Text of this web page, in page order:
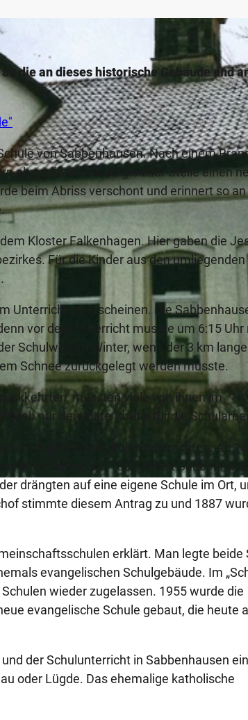
die an dieses historische Gebäude und
von Sabbenhausen. Nach einem
abzureißen und an gleicher Stelle einen
beim Abriss verschont und erinnert so
Kloster Falkenhagen. Hier gaben die
Für die Kinder aus den
Unterricht zu erscheinen. Die
vor dem Unterricht musste um 6:15 Uhr
Schulweg im Winter, wenn der 3 km
Schnee zurückgelegt werden musste.
mussten viele von ihnen im
nur der späte Abend für die
ein, eigene Dorfschulen zu errichten. Ab
unterrichtet und 1884 erhielt
drängten auf eine eigene Schule im Ort,
stimmte diesem Antrag zu und 1887
erklärt. Man legte beide
evangelischen Schulgebäude. Im
wieder zugelassen. 1955 wurde die
evangelische Schule gebaut, die heute
der Schulunterricht in Sabbenhausen
oder Lügde. Das ehemalige katholische